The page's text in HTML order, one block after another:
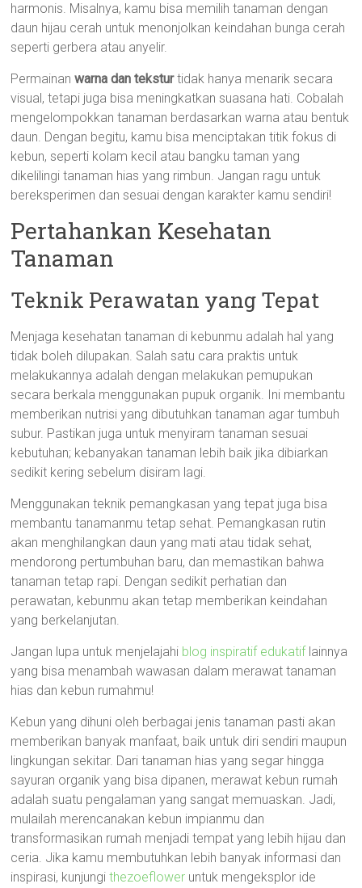
harmonis. Misalnya, kamu bisa memilih tanaman dengan
daun hijau cerah untuk menonjolkan keindahan bunga cerah
seperti gerbera atau anyelir.
Permainanwarna dan teksturtidak hanya menarik secara
visual, tetapi juga bisa meningkatkan suasana hati. Cobalah
mengelompokkan tanaman berdasarkan warna atau bentuk
daun. Dengan begitu, kamu bisa menciptakan titik fokus di
kebun, seperti kolam kecil atau bangku taman yang
dikelilingi tanaman hias yang rimbun. Jangan ragu untuk
bereksperimen dan sesuai dengan karakter kamu sendiri!
Pertahankan Kesehatan
Tanaman
Teknik Perawatan yang Tepat
Menjaga kesehatan tanaman di kebunmu adalah hal yang
tidak boleh dilupakan. Salah satu cara praktis untuk
melakukannya adalah dengan melakukan pemupukan
secara berkala menggunakan pupuk organik. Ini membantu
memberikan nutrisi yang dibutuhkan tanaman agar tumbuh
subur. Pastikan juga untuk menyiram tanaman sesuai
kebutuhan; kebanyakan tanaman lebih baik jika dibiarkan
sedikit kering sebelum disiram lagi.
Menggunakan teknik pemangkasan yang tepat juga bisa
membantu tanamanmu tetap sehat. Pemangkasan rutin
akan menghilangkan daun yang mati atau tidak sehat,
mendorong pertumbuhan baru, dan memastikan bahwa
tanaman tetap rapi. Dengan sedikit perhatian dan
perawatan, kebunmu akan tetap memberikan keindahan
yang berkelanjutan.
Jangan lupa untuk menjelajahi blog inspiratif edukatiflainnya
yang bisa menambah wawasan dalam merawat tanaman
hias dan kebun rumahmu!
Kebun yang dihuni oleh berbagai jenis tanaman pasti akan
memberikan banyak manfaat, baik untuk diri sendiri maupun
lingkungan sekitar. Dari tanaman hias yang segar hingga
sayuran organik yang bisa dipanen, merawat kebun rumah
adalah suatu pengalaman yang sangat memuaskan. Jadi,
mulailah merencanakan kebun impianmu dan
transformasikan rumah menjadi tempat yang lebih hijau dan
ceria. Jika kamu membutuhkan lebih banyak informasi dan
inspirasi, kunjungithezoeflower untuk mengeksplor ide